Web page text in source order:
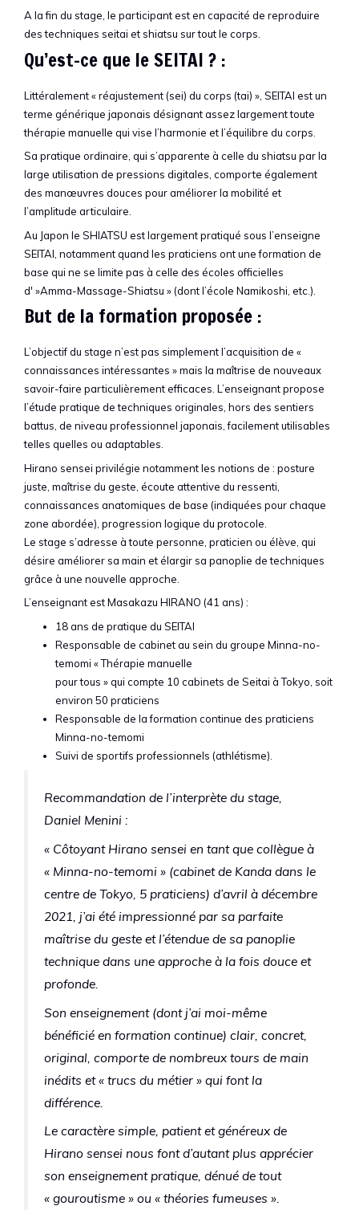
A la fin du stage, le participant est en capacité de reproduire
des techniques seitai et shiatsu sur tout le corps.
Qu’est-ce que le SEITAI ? :
Littéralement « réajustement (sei) du corps (tai) », SEITAI est un
terme générique japonais désignant assez largement toute
thérapie manuelle qui vise l’harmonie et l’équilibre du corps.
Sa pratique ordinaire, qui s’apparente à celle du shiatsu par la
large utilisation de pressions digitales, comporte également
des manœuvres douces pour améliorer la mobilité et
l’amplitude articulaire.
Au Japon le SHIATSU est largement pratiqué sous l’enseigne
SEITAI, notamment quand les praticiens ont une formation de
base qui ne se limite pas à celle des écoles officielles
d' »Amma-Massage-Shiatsu » (dont l’école Namikoshi, etc.).
But de la formation proposée :
L’objectif du stage n’est pas simplement l’acquisition de «
connaissances intéressantes » mais la maîtrise de nouveaux
savoir-faire particulièrement efficaces. L’enseignant propose
l’étude pratique de techniques originales, hors des sentiers
battus, de niveau professionnel japonais, facilement utilisables
telles quelles ou adaptables.
Hirano sensei privilégie notamment les notions de : posture
juste, maîtrise du geste, écoute attentive du ressenti,
connaissances anatomiques de base (indiquées pour chaque
zone abordée), progression logique du protocole.
Le stage s’adresse à toute personne, praticien ou élève, qui
désire améliorer sa main et élargir sa panoplie de techniques
grâce à une nouvelle approche.
L’enseignant est Masakazu HIRANO (41 ans) :
18 ans de pratique du SEITAI
Responsable de cabinet au sein du groupe Minna-no-
temomi « Thérapie manuelle
pour tous » qui compte 10 cabinets de Seitai à Tokyo, soit
environ 50 praticiens
Responsable de la formation continue des praticiens
Minna-no-temomi
Suivi de sportifs professionnels (athlétisme).
Recommandation de l’interprète du stage,
Daniel Menini :
« Côtoyant Hirano sensei en tant que collègue à
« Minna-no-temomi » (cabinet de Kanda dans le
centre de Tokyo, 5 praticiens) d’avril à décembre
2021, j’ai été impressionné par sa parfaite
maîtrise du geste et l’étendue de sa panoplie
technique dans une approche à la fois douce et
profonde.
Son enseignement (dont j’ai moi-même
bénéficié en formation continue) clair, concret,
original, comporte de nombreux tours de main
inédits et « trucs du métier » qui font la
différence.
Le caractère simple, patient et généreux de
Hirano sensei nous font d’autant plus apprécier
son enseignement pratique, dénué de tout
« gouroutisme » ou « théories fumeuses ».